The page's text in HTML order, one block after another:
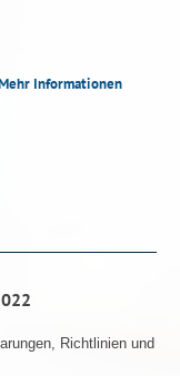
Informationen
Richtlinien und